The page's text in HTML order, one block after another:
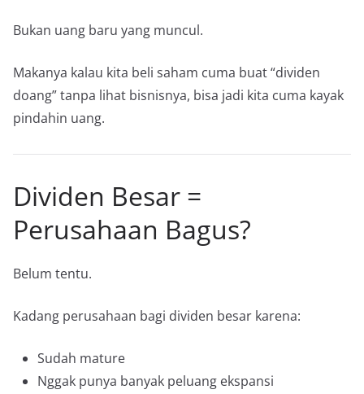
Bukan uang baru yang muncul.
Makanya kalau kita beli saham cuma buat “dividen
doang” tanpa lihat bisnisnya, bisa jadi kita cuma kayak
pindahin uang.
Dividen Besar =
Perusahaan Bagus?
Belum tentu.
Kadang perusahaan bagi dividen besar karena:
Sudah mature
Nggak punya banyak peluang ekspansi